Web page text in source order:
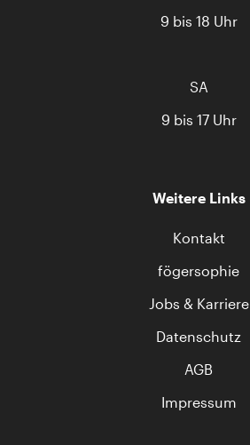
9 bis 18 Uhr
SA
9 bis 17 Uhr
Weitere Links
Kontakt
fögersophie
Jobs & Karriere
Datenschutz
AGB
Impressum